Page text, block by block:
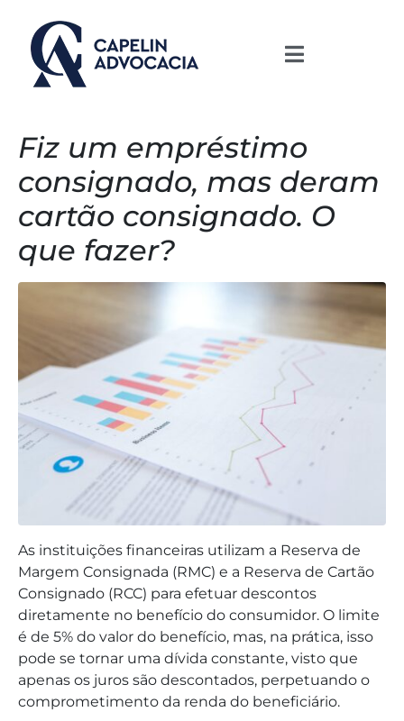
Fiz um empréstimo
consignado, mas deram
cartão consignado. O
que fazer?
As instituições financeiras utilizam a Reserva de
Margem Consignada (RMC) e a Reserva de Cartão
Consignado (RCC) para efetuar descontos
diretamente no benefício do consumidor. O limite
é de 5% do valor do benefício, mas, na prática, isso
pode se tornar uma dívida constante, visto que
apenas os juros são descontados, perpetuando o
comprometimento da renda do beneficiário.